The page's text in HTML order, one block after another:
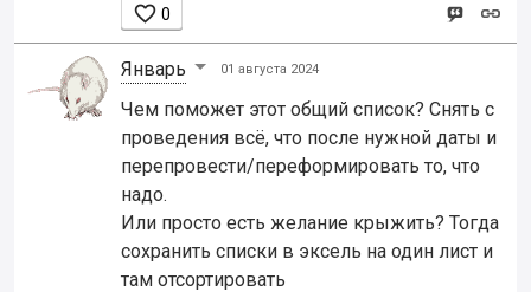
 0
Январь 01 августа 2024
Чем поможет этот общий список? Снять с
проведения всё, что после нужной даты и
перепровести/переформировать то, что
надо.
Или просто есть желание крыжить? Тогда
сохранить списки в эксель на один лист и
там отсортировать